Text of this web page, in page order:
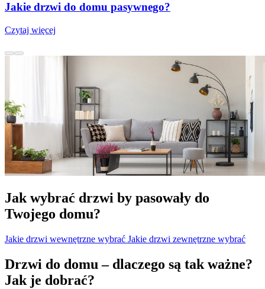
Jakie drzwi do domu pasywnego?
Czytaj więcej
Jak wybrać drzwi by pasowały do
Twojego domu?
Jakie drzwi wewnętrzne wybrać Jakie drzwi zewnętrzne wybrać
Drzwi do domu – dlaczego są tak ważne?
Jak je dobrać?